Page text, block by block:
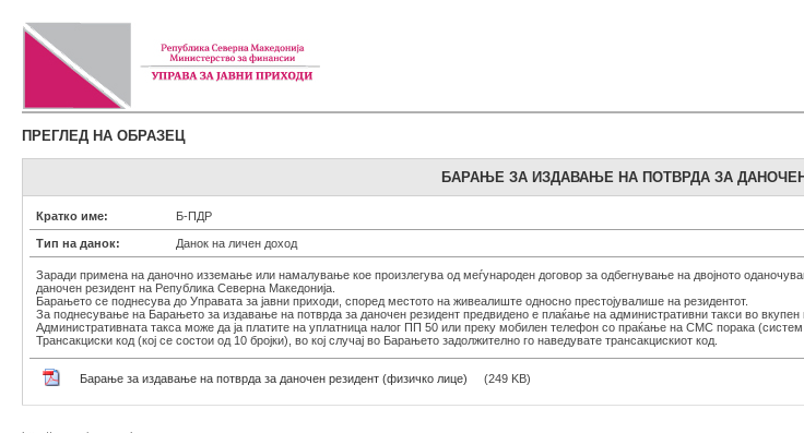
ПРЕГЛЕД НА ОБРАЗЕЦ
БАРАЊЕ ЗА ИЗДАВАЊЕ НА ПОТВРДА ЗА
Кратко име: Б-ПДР
Тип на данок: Данок на личен доход
Заради примена на даночно изземање или намалување кое произлегува од меѓународен договор за одбегнување на двојното
даночен резидент на Република Северна Македонија.
Барањето се поднесува до Управата за јавни приходи, според местото на живеалиште односно престојувалише на резидентот.
За поднесување на Барањето за издавање на потврда за даночен резидент предвидено е плаќање на административни такси во вкупен
Административната такса може да ја платите на уплатница налог ПП 50 или преку мобилен телефон со праќање на СМС порака
Трансакциски код (кој се состои од 10 бројки), во кој случај во Барањето задолжително го наведувате трансакцискиот код.
Барање за издавање на потврда за даночен резидент (физичко лице) (249 KB)